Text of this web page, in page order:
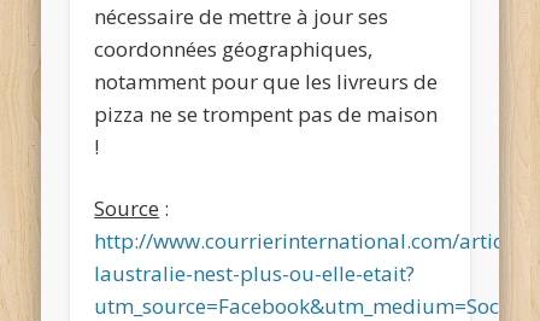
nécessaire de mettre à jour ses
coordonnées géographiques,
notamment pour que les livreurs de
pizza ne se trompent pas de maison
!
Source :
http://www.courrierinternational.com/article/
laustralie-nest-plus-ou-elle-etait?